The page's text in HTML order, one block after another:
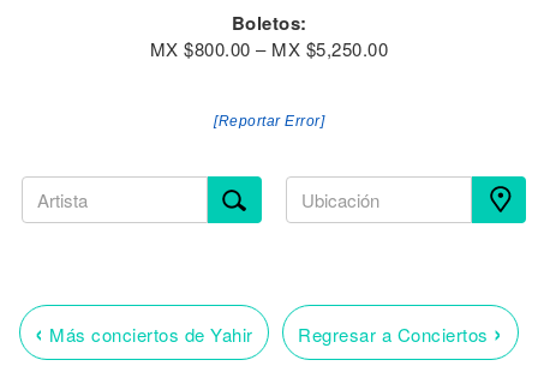
Boletos:
MX $800.00 – MX $5,250.00
[Reportar Error]
‹ Más conciertos de Yahir Regresar a Conciertos ›